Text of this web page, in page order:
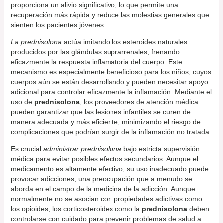
proporciona un alivio significativo, lo que permite una
recuperación más rápida y reduce las molestias generales que
sienten los pacientes jóvenes.
La prednisolona actúa imitando los esteroides naturales
producidos por las glándulas suprarrenales, frenando
eficazmente la respuesta inflamatoria del cuerpo. Este
mecanismo es especialmente beneficioso para los niños, cuyos
cuerpos aún se están desarrollando y pueden necesitar apoyo
adicional para controlar eficazmente la inflamación. Mediante el
uso de prednisolona, los proveedores de atención médica
pueden garantizar que las lesiones infantilesse curen de
manera adecuada y más eficiente, minimizando el riesgo de
complicaciones que podrían surgir de la inflamación no tratada.
Es crucial administrar prednisolona bajo estricta supervisión
médica para evitar posibles efectos secundarios. Aunque el
medicamento es altamente efectivo, su uso inadecuado puede
provocar adicciones, una preocupación que a menudo se
aborda en el campo de la medicina de la adicción . Aunque
normalmente no se asocian con propiedades adictivas como
los opioides, los corticosteroides como la prednisolonadeben
controlarse con cuidado para prevenir problemas de salud a